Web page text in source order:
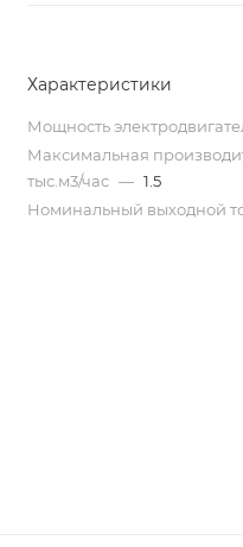
Характеристики
Мощность
Максимальная
тыс.м3/час — 1.5
Номинальный выходной